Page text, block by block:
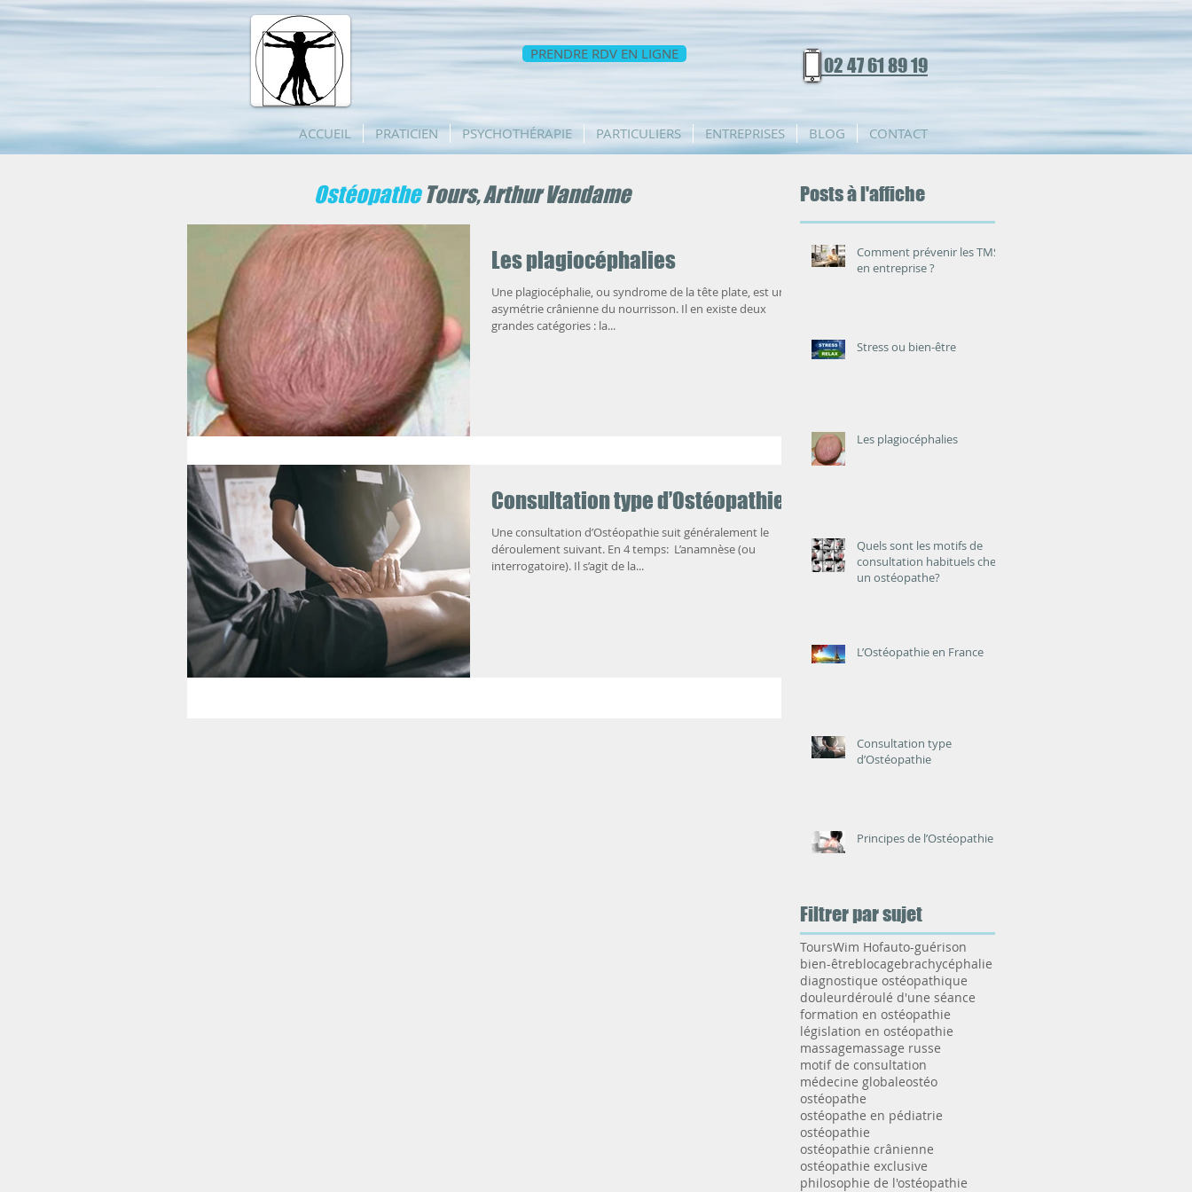
PRENDRE RDV EN LIGNE
02 47 61 89 19
ACCUEIL PRATICIEN PSYCHOTHÉRAPIE PARTICULIERS ENTREPRISES BLOG CONTACT
OstéopatheTours, Arthur Vandame
Les plagiocéphalies
Une plagiocéphalie, ou syndrome de la tête plate, est une
asymétrie crânienne du nourrisson. Il en existe deux
grandes catégories : la...
Consultation type d’Ostéopathie
Une consultation d’Ostéopathie suit généralement le
déroulement suivant. En 4 temps: ​ L’anamnèse (ou
interrogatoire). Il s’agit de la...
Posts à l'affiche
Comment prévenir les TMS
en entreprise ?
Stress ou bien-être
Les plagiocéphalies
Quels sont les motifs de
consultation habituels chez
un ostéopathe?
L’Ostéopathie en France
Consultation type
d’Ostéopathie
Principes de l’Ostéopathie
Filtrer par sujet
ToursWim Hofauto-guérison
bien-êtreblocagebrachycéphalie
diagnostique ostéopathique
douleurdéroulé d'une séance
formation en ostéopathie
législation en ostéopathie
massagemassage russe
motif de consultation
médecine globaleostéo
ostéopathe
ostéopathe en pédiatrie
ostéopathie
ostéopathie crânienne
ostéopathie exclusive
philosophie de l'ostéopathie